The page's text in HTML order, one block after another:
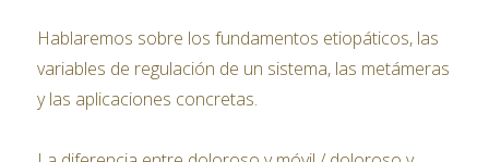
Hablaremos sobre los fundamentos etiopáticos, las
variables de regulación de un sistema, las metámeras
y las aplicaciones concretas.